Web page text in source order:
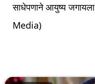
साधेपणाने आयुष्य
Media)